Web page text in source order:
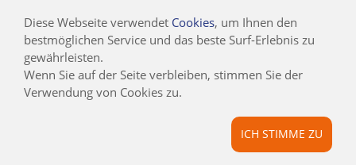
Diese Webseite verwendet Cookies, um Ihnen den
bestmöglichen Service und das beste Surf-Erlebnis zu
gewährleisten.
Wenn Sie auf der Seite verbleiben, stimmen Sie der
Verwendung von Cookies zu.
ICH STIMME ZU
DAVON REISEN
AUF UND DAVON